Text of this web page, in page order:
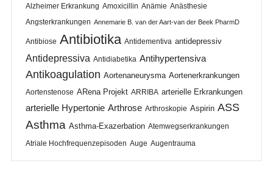
Alzheimer Erkrankung Amoxicillin Anämie Anästhesie
Angsterkrankungen Annemarie B. van der Aart-van der Beek PharmD
Antibiose Antibiotika Antidementiva antidepressiv
Antidepressiva Antidiabetika Antihypertensiva
Antikoagulation Aortenaneurysma Aortenerkrankungen
Aortenstenose ARena Projekt ARRIBA arterielle Erkrankungen
arterielle Hypertonie Arthrose Arthroskopie Aspirin ASS
Asthma Asthma-Exazerbation Atemwegserkrankungen
Atriale Hochfrequenzepisoden Auge Augentrauma